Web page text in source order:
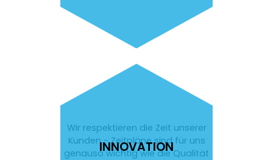
Wir respektieren die Zeit unserer
Kunden - Zeitpläne sind für uns
genauso wichtig wie die Qualität
INNOVATION